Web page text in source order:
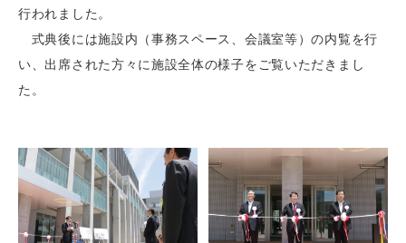
行われました。
式典後には施設内（事務スペース、会議室等）の内覧を行
い、出席された方々に施設全体の様子をご覧いただきまし
た。